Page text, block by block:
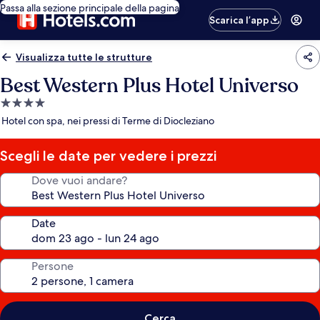
Passa alla sezione principale della pagina
Scarica l’app
Visualizza tutte le strutture
Best Western Plus Hotel Universo
Struttura
a
stelle
Hotel con spa, nei pressi di Terme di Diocleziano
Scegli le date per vedere i prezzi
Dove vuoi andare?
Date
Persone